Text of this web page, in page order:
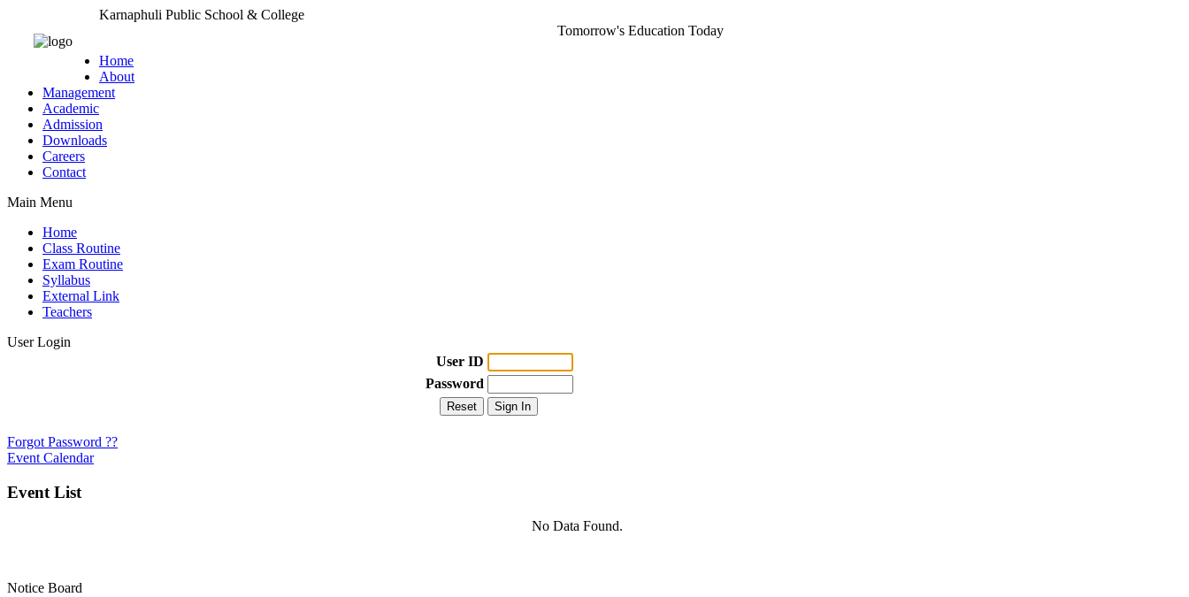
Karnaphuli Public School & College
Tomorrow's Education Today
Home
About
Management
Academic
Admission
Downloads
Careers
Contact
Main Menu
Home
Class Routine
Exam Routine
Syllabus
External Link
Teachers
User Login
User ID
Password
Forgot Password ??
Event Calendar
Event List
No Data Found.
Notice Board